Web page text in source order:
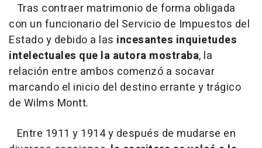
Tras contraer matrimonio de forma obligada
con un funcionario del Servicio de Impuestos del
Estado y debido a las incesantes inquietudes
intelectuales que la autora mostraba, la
relación entre ambos comenzó a socavar
marcando el inicio del destino errante y trágico
de Wilms Montt.
Entre 1911 y 1914 y después de mudarse en